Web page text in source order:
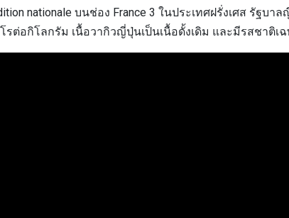
nationale บนช่อง France 3 ในประเทศฝรั่งเศส รัฐ
รต่อกิโลกรัม เนื้อวากิวญี่ปุ่นเป็นเนื้อดั้งเดิม และมีรสชาติ